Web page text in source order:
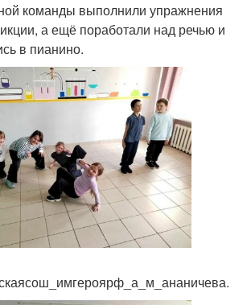
команды выполнили упражнения
а ещё поработали над речью и
в пианино.